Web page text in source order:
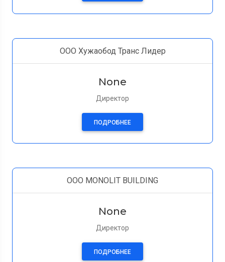
ООО Хужаобод Транс Лидер
None
Директор
ПОДРОБНЕЕ
OOO MONOLIT BUILDING
None
Директор
ПОДРОБНЕЕ